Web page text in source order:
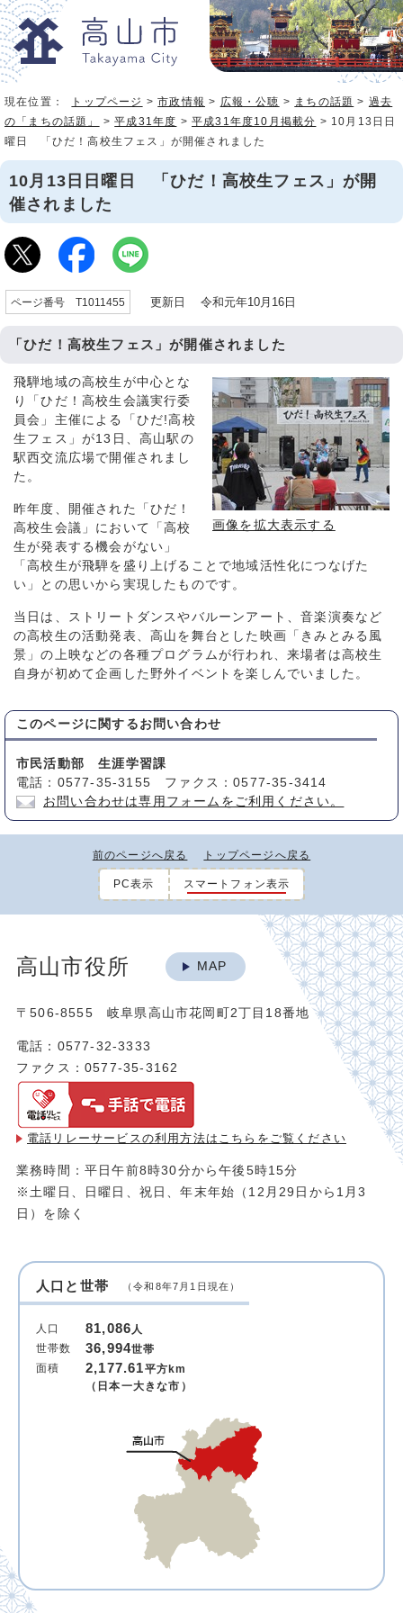
現在位置： トップページ >市政情報 > 広報・公聴 > まちの話題 > 過去
の「まちの話題」
>平成31年度 >平成31年度10月掲載分 > 10月13日日
曜日 「ひだ！高校生フェス」が開催されました
10月13日日曜日 「ひだ！高校生フェス」が開
催されました
ページ番号 T1011455 更新日 令和元年10月16日
「ひだ！高校生フェス」が開催されました
画像を拡大表示する
飛騨地域の高校生が中心とな
り「ひだ！高校生会議実行委
員会」主催による「ひだ!高校
生フェス」が13日、高山駅の
駅西交流広場で開催されまし
た。
昨年度、開催された「ひだ！
高校生会議」において「高校
生が発表する機会がない」
「高校生が飛騨を盛り上げることで地域活性化につなげた
い」との思いから実現したものです。
当日は、ストリートダンスやバルーンアート、音楽演奏など
の高校生の活動発表、高山を舞台とした映画「きみとみる風
景」の上映などの各種プログラムが行われ、来場者は高校生
自身が初めて企画した野外イベントを楽しんでいました。
このページに関する お問い合わせ
市民活動部 生涯学習課
電話：0577-35-3155 ファクス：0577-35-3414
お問い合わせは専用フォームをご利用ください。
前のページへ戻る トップページへ戻る
PC表示 スマートフォン表示
高山市役所 MAP
〒506-8555 岐阜県高山市花岡町2丁目18番地
電話：0577-32-3333
ファクス：0577-35-3162
電話リレーサービスの利用方法は こちらをご覧ください
業務時間：平日午前8時30分から午後5時15分
※土曜日、日曜日、祝日、年末年始（12月29日から1月3
日）を除く
人口と世帯 （令和8年7月1日現在）
人口 81,086人
世帯数
36,994世帯
面積
2,177.61平方km
（日本一大きな市）